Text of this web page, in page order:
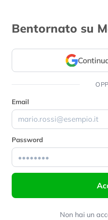
Bentornato su
Email
Password
Non hai un